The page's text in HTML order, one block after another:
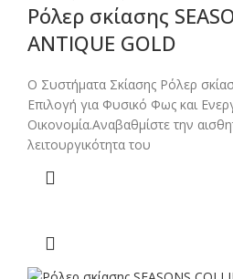
Ρόλερ σκίασης
ANTIQUE GOLD
Ο Συστήματα Σκίασης Ρόλερ
Επιλογή για Φυσικό Φως και
Οικονομία.Αναβαθμίστε την
λειτουργικότητα του